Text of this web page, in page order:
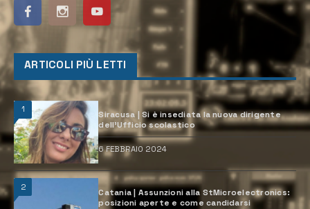
ARTICOLI PIÙ LETTI
1
Siracusa | Si è insediata la nuova dirigente
dell’Ufficio scolastico
6 FEBBRAIO 2024
2
Catania | Assunzioni alla StMicroelectronics:
posizioni aperte e come candidarsi